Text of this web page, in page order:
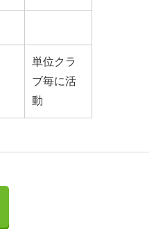
単位クラ
ブ毎に活
動